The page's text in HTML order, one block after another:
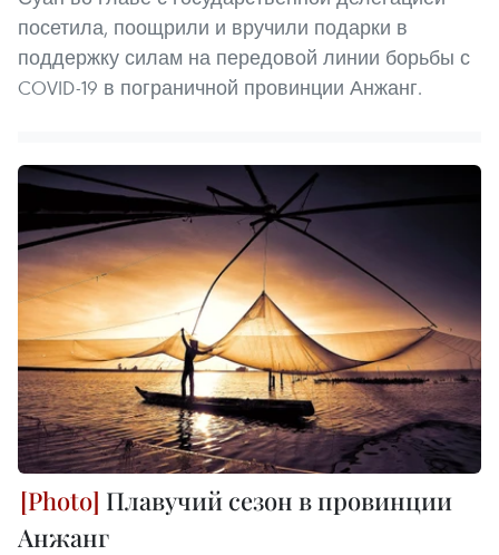
посетила, поощрили и вручили подарки в
поддержку силам на передовой линии борьбы с
COVID-19 в пограничной провинции Анжанг.
Плавучий сезон в провинции
Анжанг